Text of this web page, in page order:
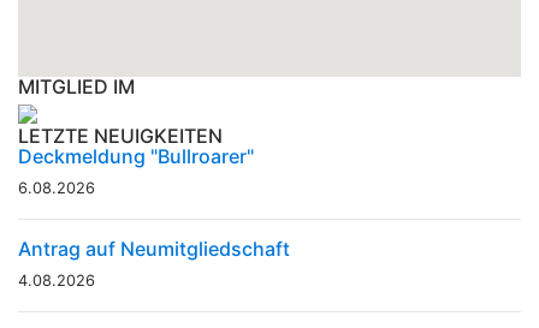
MITGLIED IM
LETZTE NEUIGKEITEN
Deckmeldung "Bullroarer"
6.08.2026
Antrag auf Neumitgliedschaft
4.08.2026